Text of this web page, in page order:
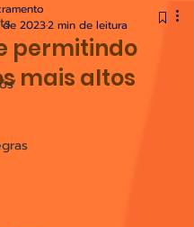
permitindo
mais altos
20232 min de leitura